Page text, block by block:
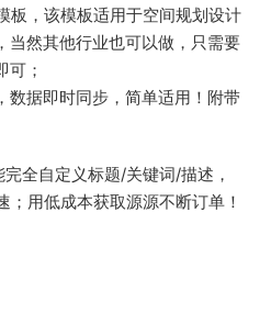
板，该模板适用于空间规划设计
当然其他行业也可以做，只需要
可；
数据即时同步，简单适用！附带
全自定义标题/关键词/描述，
用低成本获取源源不断订单！